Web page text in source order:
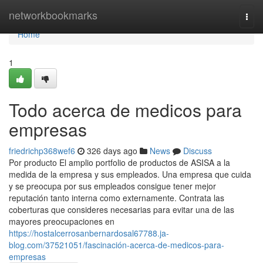
networkbookmarks
Home
Home
1
Todo acerca de medicos para
empresas
friedrichp368wef6 326 days ago News
Discuss
Por producto El amplio portfolio de productos de ASISA a la
medida de la empresa y sus empleados. Una empresa que cuida
y se preocupa por sus empleados consigue tener mejor
reputación tanto interna como externamente. Contrata las
coberturas que consideres necesarias para evitar una de las
mayores preocupaciones en
https://hostalcerrosanbernardosal67788.ja-
blog.com/37521051/fascinación-acerca-de-medicos-para-
empresas